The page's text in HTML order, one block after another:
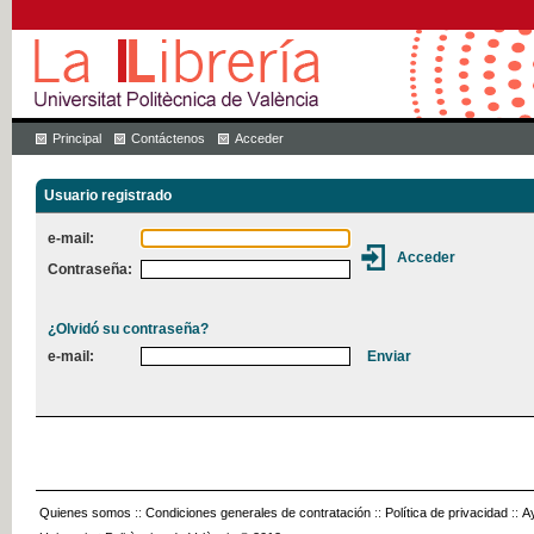
Principal Contáctenos Acceder
Usuario registrado
e-mail:
Contraseña:
¿Olvidó su contraseña?
e-mail:
Quienes somos :: Condiciones generales de contratación :: Política de privacidad ::